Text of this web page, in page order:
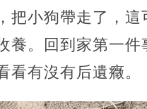
把小狗帶走了，這
養。回到家第一件
看有沒有后遺癥。